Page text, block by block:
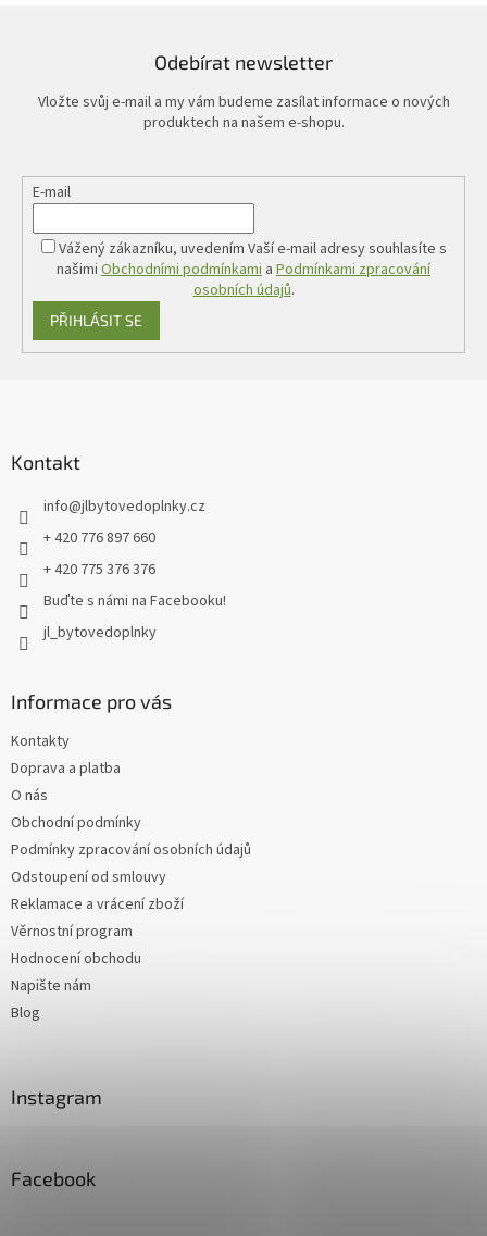
Odebírat newsletter
Vložte svůj e-mail a my vám budeme zasílat informace o nových
produktech na našem e-shopu.
E-mail
Vážený zákazníku, uvedením Vaší e-mail adresy souhlasíte s
našimi Obchodními podmínkami a Podmínkami zpracování
osobních údajů.
PŘIHLÁSIT SE
Kontakt
info@jlbytovedoplnky.cz
+ 420 776 897 660
+ 420 775 376 376
Buďte s námi na Facebooku!
jl_bytovedoplnky
Informace pro vás
Kontakty
Doprava a platba
O nás
Obchodní podmínky
Podmínky zpracování osobních údajů
Odstoupení od smlouvy
Reklamace a vrácení zboží
Věrnostní program
Hodnocení obchodu
Napište nám
Blog
Instagram
Facebook